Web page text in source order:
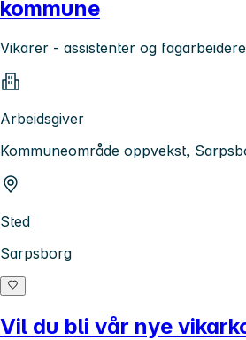
kommune
Vikarer - assistenter og fagarbeidere
Arbeidsgiver
Kommuneområde oppvekst,
Sted
Sarpsborg
Vil du bli vår nye